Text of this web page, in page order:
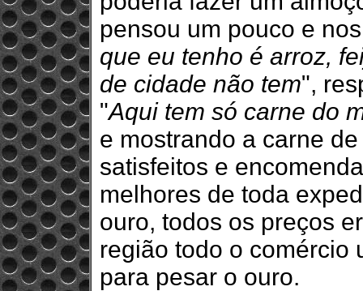
pensou um pouco e
que eu tenho é arroz,
de cidade não tem",
"Aqui tem só carne do
e mostrando a carne
satisfeitos e
melhores de toda
ouro, todos os preços
região todo o comércio
para pesar o ouro.